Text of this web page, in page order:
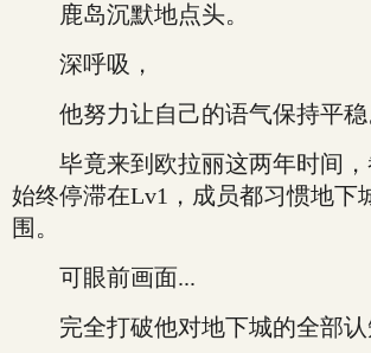
鹿岛沉默地点头。
深呼吸，
他努力让自己的语气保持平稳
毕竟来到欧拉丽这两年时间，
始终停滞在Lv1，成员都习惯地下
围。
可眼前画面...
完全打破他对地下城的全部认